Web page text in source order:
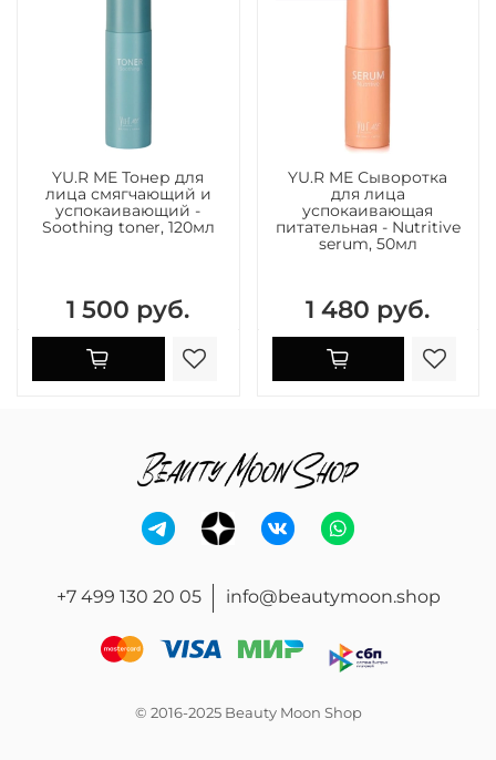
YU.R ME Тонер для
лица смягчающий и
успокаивающий -
Soothing toner, 120мл
1 500 руб.
YU.R ME Сыворотка
для лица
успокаивающая
питательная - Nutritive
serum, 50мл
1 480 руб.
+7 499 130 20 05 info@beautymoon.shop
© 2016-2025 Beauty Moon Shop